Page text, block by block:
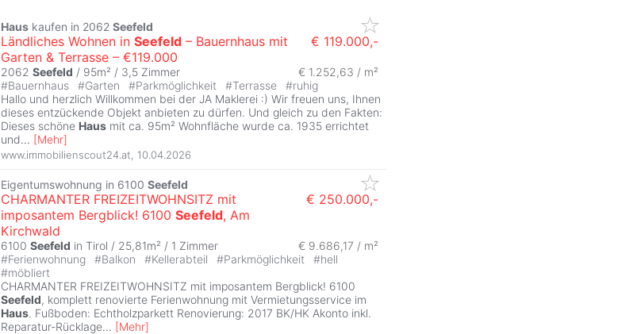
Haus kaufen in 2062 Seefeld
Ländliches Wohnen in Seefeld – Bauernhaus mit
Garten & Terrasse – €119.000
€ 119.000,-
2062 Seefeld / 95m² / 3,5 Zimmer
€ 1.252,63 / m²
#Bauernhaus #Garten #Parkmöglichkeit #Terrasse #ruhig
Hallo und herzlich Willkommen bei der JA Maklerei :) Wir freuen uns, Ihnen
dieses entzückende Objekt anbieten zu dürfen. Und gleich zu den Fakten:
Dieses schöne Haus mit ca. 95m² Wohnfläche wurde ca. 1935 errichtet
und... [Mehr]
www.immobilienscout24.at 10.04.2026
Eigentumswohnung in 6100 Seefeld
CHARMANTER FREIZEITWOHNSITZ mit
imposantem Bergblick! 6100 Seefeld, Am
Kirchwald
€ 250.000,-
6100 Seefeld in Tirol / 25,81m² / 1 Zimmer
€ 9.686,17 / m²
#Ferienwohnung #Balkon #Kellerabteil #Parkmöglichkeit #hell
#möbliert
CHARMANTER FREIZEITWOHNSITZ mit imposantem Bergblick! 6100
Seefeld, komplett renovierte Ferienwohnung mit Vermietungsservice im
Haus. Fußboden: Echtholzparkett Renovierung: 2017 BK/HK Akonto inkl.
Reparatur-Rücklage... [Mehr]